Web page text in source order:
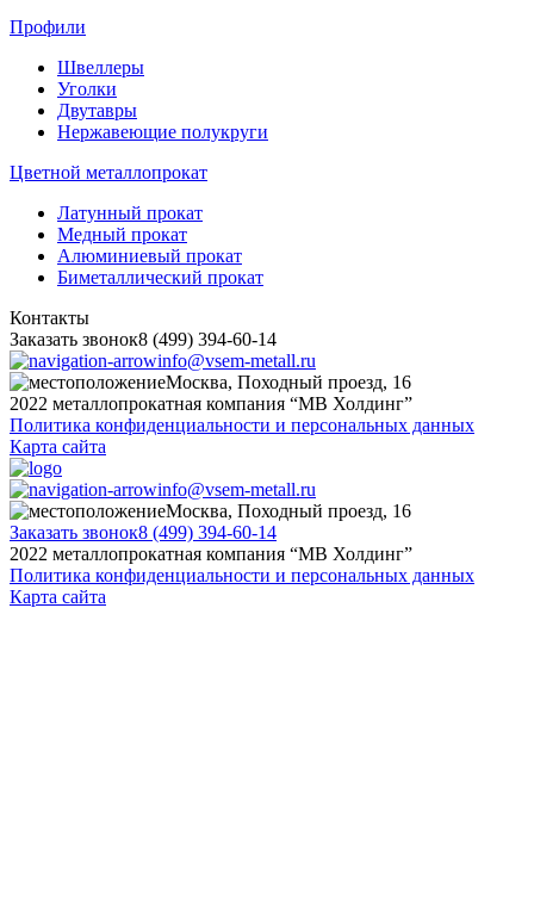
Профили
Швеллеры
Уголки
Двутавры
Нержавеющие полукруги
Цветной металлопрокат
Латунный прокат
Медный прокат
Алюминиевый прокат
Биметаллический прокат
Контакты
Заказать звонок8 (499) 394-60-14
info@vsem-metall.ru
Москва, Походный проезд, 16
2022 металлопрокатная компания “MB Холдинг”
Политика конфиденциальности и персональных данных
Карта сайта
info@vsem-metall.ru
Москва, Походный проезд, 16
Заказать звонок8 (499) 394-60-14
2022 металлопрокатная компания “MB Холдинг”
Политика конфиденциальности и персональных данных
Карта сайта